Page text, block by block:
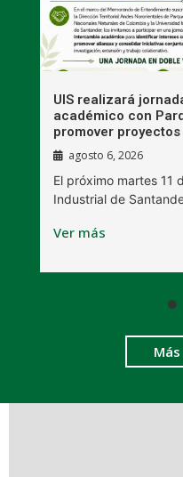
UIS realizará
académico con
promover
agosto 6, 2026
El próximo martes 11
Industrial de
Ver más